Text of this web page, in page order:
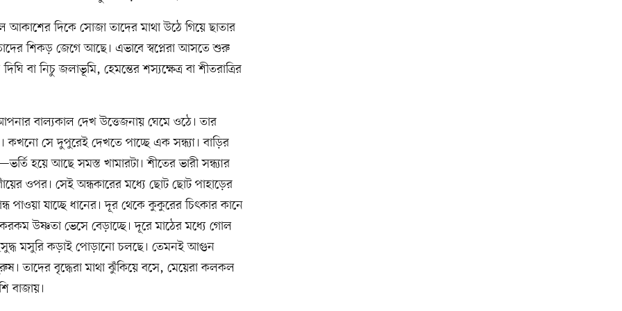
আকাশের দিকে সোজা তাদের মাথা উঠে গিয়ে ছাতার
শিকড় জেগে আছে। এভাবে স্বপ্নেরা আসতে শুরু
বা নিচু জলাভূমি, হেমন্তের শস্যক্ষেত্র বা শীতরাত্রির
বাল্যকাল দেখ উত্তেজনায় ঘেমে ওঠে। তার
সে দুপুরেই দেখতে পাচ্ছে এক সন্ধ্যা। বাড়ির
হয়ে আছে সমস্ত খামারটা। শীতের ভারী সন্ধ্যার
ওপর। সেই অন্ধকারের মধ্যে ছোট ছোট পাহাড়ের
যাচ্ছে ধানের। দূর থেকে কুকুরের চিৎকার কানে
উষ্ণতা ভেসে বেড়াচ্ছে। দূরে মাঠের মধ্যে গোল
মসুরি কড়াই পোড়ানো চলছে। তেমনই আগুন
তাদের বৃদ্ধেরা মাথা ঝুঁকিয়ে বসে, মেয়েরা কলকল
বাজায়।